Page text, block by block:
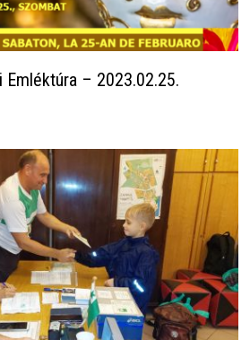
Emléktúra – 2023.02.25.